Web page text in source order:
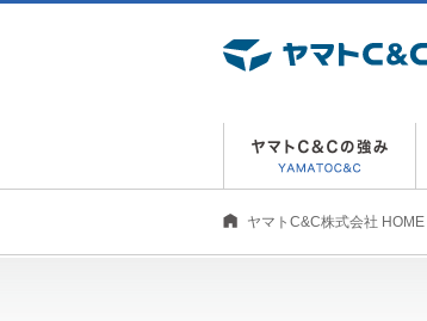
ヤマトC&C株式会社 HOME